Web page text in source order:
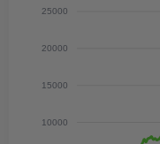
25000
20000
15000
10000